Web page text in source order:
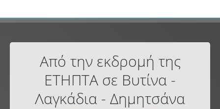
Από την εκδρομή της
ΕΤΗΠΤΑ σε Βυτίνα -
Λαγκάδια - Δημητσάνα